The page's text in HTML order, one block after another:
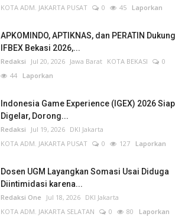
KOTA ADM. JAKARTA PUSAT
0 45 Laporkan
APKOMINDO, APTIKNAS, dan PERATIN Dukung
IFBEX Bekasi 2026,...
Redaksi Jul 20, 2026 Jawa Barat KOTA BEKASI
0
44 Laporkan
Indonesia Game Experience (IGEX) 2026 Siap
Digelar, Dorong...
Redaksi Jul 19, 2026 DKI Jakarta
KOTA ADM. JAKARTA PUSAT
0 127 Laporkan
Dosen UGM Layangkan Somasi Usai Diduga
Diintimidasi karena...
Redaksi One Jul 18, 2026 DKI Jakarta
KOTA ADM. JAKARTA SELATAN
0 80 Laporkan